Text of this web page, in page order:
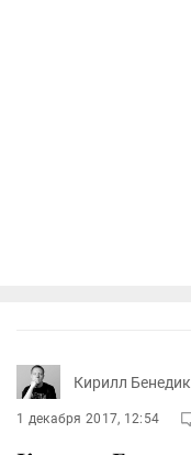
Кирилл
1 декабря 2017, 12:54